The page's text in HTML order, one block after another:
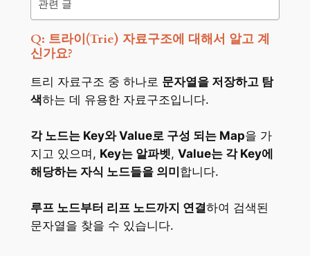
관련 글
Q: 트라이(Trie) 자료구조에 대해서 알고 계
신가요?
트리 자료구조 중 하나로 문자열을 저장하고 탐
색하는 데 유용한 자료구조입니다.
각 노드는 Key와 Value로 구성 되는 Map을 가
지고 있으며, Key는 알파벳, Value는 각 Key에
해당하는 자식 노드들을 의미 합니다.
루프 노드부터 리프 노드까지 연결하여 검색된
문자열을 찾을 수 있습니다.